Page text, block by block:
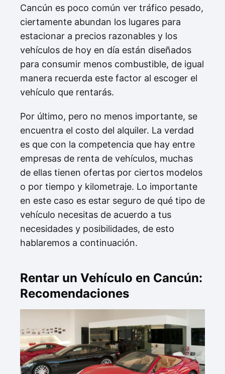
Cancún es poco común ver tráfico pesado,
ciertamente abundan los lugares para
estacionar a precios razonables y los
vehículos de hoy en día están diseñados
para consumir menos combustible, de igual
manera recuerda este factor al escoger el
vehículo que rentarás.
Por último, pero no menos importante, se
encuentra el costo del alquiler. La verdad
es que con la competencia que hay entre
empresas de renta de vehículos, muchas
de ellas tienen ofertas por ciertos modelos
o por tiempo y kilometraje. Lo importante
en este caso es estar seguro de qué tipo de
vehículo necesitas de acuerdo a tus
necesidades y posibilidades, de esto
hablaremos a continuación.
Rentar un Vehículo en Cancún:
Recomendaciones